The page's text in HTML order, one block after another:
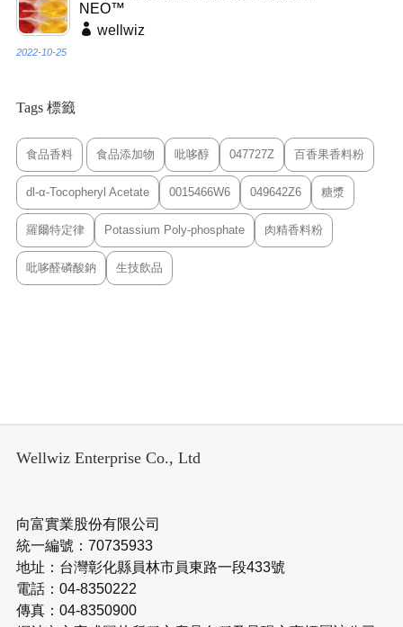
NEO™
wellwiz
2022-10-25
Tags 標籤
食品香料 食品添加物 吡哆醇 047727Z 百香果香料粉
dl-α-Tocopheryl Acetate 0015466W6 049642Z6 糖漿
羅爾特定律 Potassium Poly-phosphate 肉精香料粉
吡哆醛磷酸鈉 生技飲品
Wellwiz Enterprise Co., Ltd
向富實業股份有限公司
統一編號：70735933
地址：台灣彰化縣員林市員東路一段433號
電話：04-8350222
傳真：04-8350900